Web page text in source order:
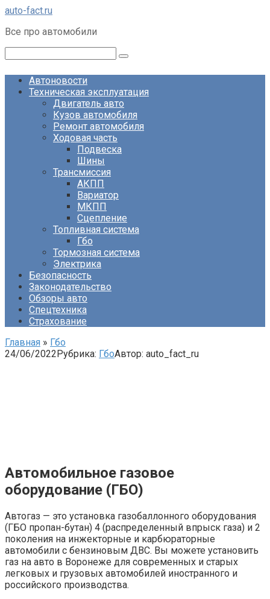
Перейти
контенту
auto-fact.ru
Все про автомобили
Автоновости
Техническая эксплуатация
Двигатель авто
Кузов автомобиля
Ремонт автомобиля
Ходовая часть
Подвеска
Шины
Трансмиссия
АКПП
Вариатор
МКПП
Сцепление
Топливная система
Гбо
Тормозная система
Электрика
Безопасность
Законодательство
Обзоры авто
Спецтехника
Страхование
Главная » Гбо
24/06/2022Рубрика: ГбоАвтор: auto_fact_ru
Автомобильное газовое
оборудование (ГБО)
Автогаз — это установка газобаллонного оборудования
(ГБО пропан-бутан) 4 (распределенный впрыск газа) и 2
поколения на инжекторные и карбюраторные
автомобили с бензиновым ДВС. Вы можете установить
газ на авто в Воронеже для современных и старых
легковых и грузовых автомобилей иностранного и
российского производства.